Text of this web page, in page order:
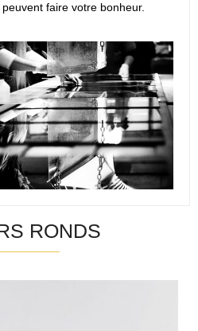
peuvent faire votre bonheur.
RONDS